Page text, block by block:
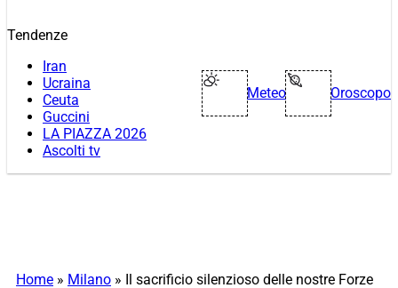
Tendenze
Iran
Ucraina
Ceuta
Guccini
LA PIAZZA 2026
Ascolti tv
Meteo Oroscopo
Home » Milano »
Il sacrificio silenzioso delle nostre Forze